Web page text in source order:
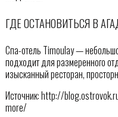
ГДЕ ОСТАНОВИТЬСЯ В
Спа-отель Timoulay —
подходит для размеренного
изысканный ресторан,
Источник: http://
more/